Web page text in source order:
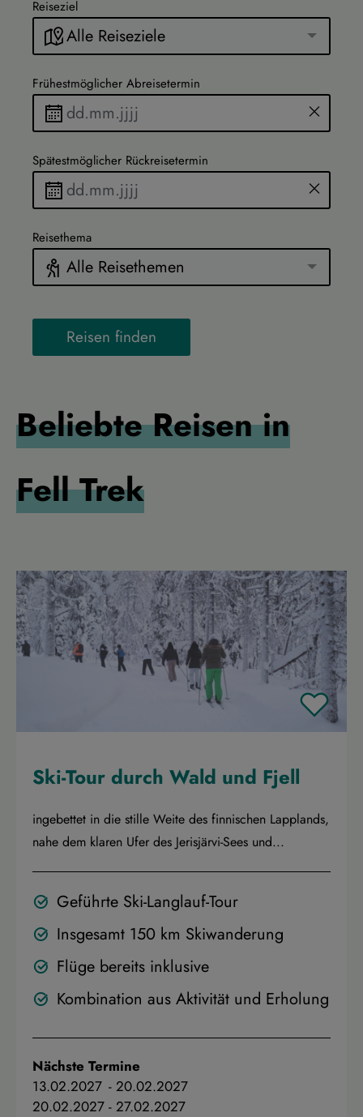
Reiseziel
Alle Reiseziele
Frühestmöglicher Abreisetermin
Spätestmöglicher Rückreisetermin
Reisethema
Alle Reisethemen
Reisen finden
Beliebte Reisen in
Fell Trek
Ski-Tour durch Wald und Fjell
ingebettet in die stille Weite des finnischen Lapplands,
nahe dem klaren Ufer des Jerisjärvi-Sees und...
Geführte Ski-Langlauf-Tour
Insgesamt 150 km Skiwanderung
Flüge bereits inklusive
Kombination aus Aktivität und Erholung
Nächste Termine
13.02.2027 - 20.02.2027
20.02.2027 - 27.02.2027